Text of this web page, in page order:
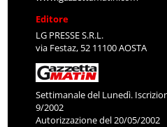
Editore
LG PRESSE S.R.L.
via Festaz, 52 11100 AOSTA
Settimanale del Lunedì.
9/2002
Autorizzazione del 20/05/2002